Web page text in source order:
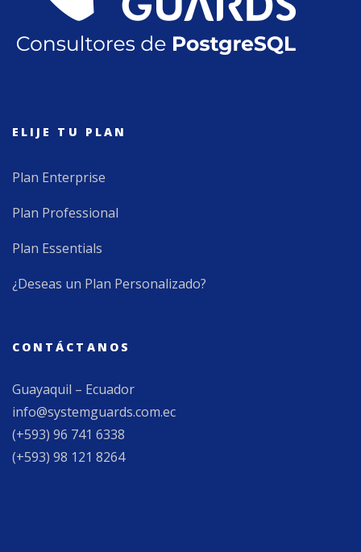
ELIJE TU PLAN
Plan Enterprise
Plan Professional
Plan Essentials
¿Deseas un Plan Personalizado?
CONTÁCTANOS
Guayaquil – Ecuador
info@systemguards.com.ec
(+593) 96 741 6338
(+593) 98 121 8264